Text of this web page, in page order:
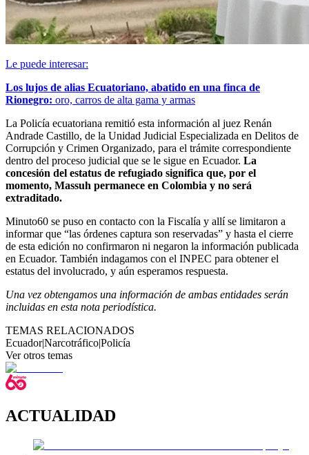
Le puede interesar:
Los lujos de alias Ecuatoriano, abatido en una finca de
Rionegro: oro, carros de alta gama y armas
La Policía ecuatoriana remitió esta información al juez Renán
Andrade Castillo, de la Unidad Judicial Especializada en Delitos de
Corrupción y Crimen Organizado, para el trámite correspondiente
dentro del proceso judicial que se le sigue en Ecuador. La
concesión del estatus de refugiado significa que, por el
momento, Massuh permanece en Colombia y no será
extraditado.
Minuto60 se puso en contacto con la Fiscalía y allí se limitaron a
informar que “las órdenes captura son reservadas” y hasta el cierre
de esta edición no confirmaron ni negaron la información publicada
en Ecuador. También indagamos con el INPEC para obtener el
estatus del involucrado, y aún esperamos respuesta.
Una vez obtengamos una información de ambas entidades serán
incluidas en esta nota periodística.
TEMAS RELACIONADOS
Ecuador|Narcotráfico|Policía
Ver otros temas
ACTUALIDAD